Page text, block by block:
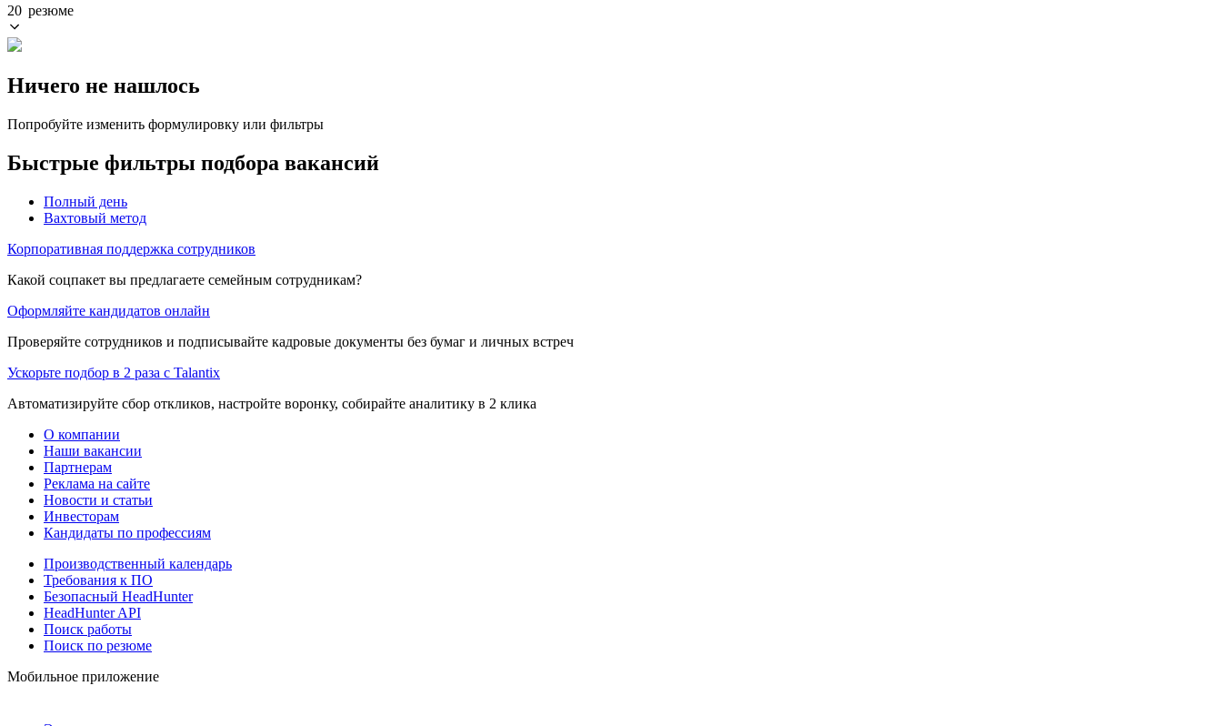
20 резюме
Ничего не нашлось
Попробуйте изменить формулировку или фильтры
Быстрые фильтры подбора вакансий
Полный день
Вахтовый метод
Корпоративная поддержка сотрудников
Какой соцпакет вы предлагаете семейным сотрудникам?
Оформляйте кандидатов онлайн
Проверяйте сотрудников и подписывайте кадровые документы без бумаг и личных встреч
Ускорьте подбор в 2 раза с Talantix
Автоматизируйте сбор откликов, настройте воронку, собирайте аналитику в 2 клика
О компании
Наши вакансии
Партнерам
Реклама на сайте
Новости и статьи
Инвесторам
Кандидаты по профессиям
Производственный календарь
Требования к ПО
Безопасный HeadHunter
HeadHunter API
Поиск работы
Поиск по резюме
Мобильное приложение